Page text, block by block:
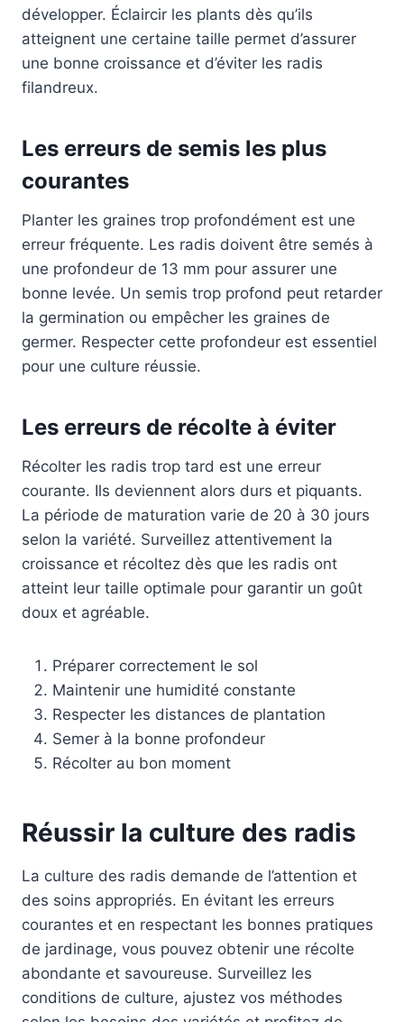
développer. Éclaircir les plants dès qu’ils
atteignent une certaine taille permet d’assurer
une bonne croissance et d’éviter les radis
filandreux.
Les erreurs de semis les plus
courantes
Planter les graines trop profondément est une
erreur fréquente. Les radis doivent être semés à
une profondeur de 13 mm pour assurer une
bonne levée. Un semis trop profond peut retarder
la germination ou empêcher les graines de
germer. Respecter cette profondeur est essentiel
pour une culture réussie.
Les erreurs de récolte à éviter
Récolter les radis trop tard est une erreur
courante. Ils deviennent alors durs et piquants.
La période de maturation varie de 20 à 30 jours
selon la variété. Surveillez attentivement la
croissance et récoltez dès que les radis ont
atteint leur taille optimale pour garantir un goût
doux et agréable.
Préparer correctement le sol
Maintenir une humidité constante
Respecter les distances de plantation
Semer à la bonne profondeur
Récolter au bon moment
Réussir la culture des radis
La culture des radis demande de l’attention et
des soins appropriés. En évitant les erreurs
courantes et en respectant les bonnes pratiques
de jardinage, vous pouvez obtenir une récolte
abondante et savoureuse. Surveillez les
conditions de culture, ajustez vos méthodes